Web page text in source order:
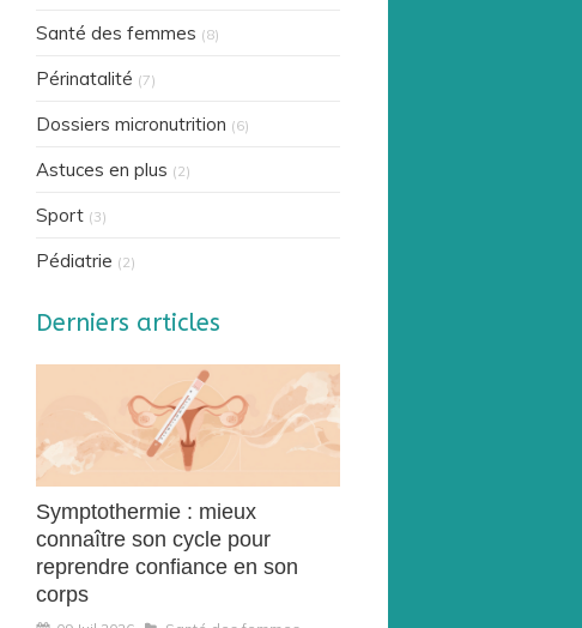
Santé des femmes (8)
Périnatalité (7)
Dossiers micronutrition (6)
Astuces en plus (2)
Sport (3)
Pédiatrie (2)
Derniers articles
Symptothermie : mieux
connaître son cycle pour
reprendre confiance en son
corps